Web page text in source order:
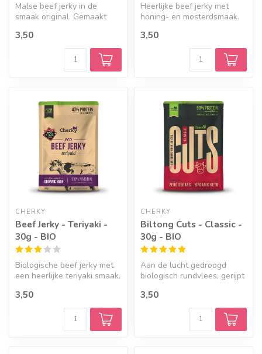
Malse beef jerky in de
smaak original. Gemaakt
natuur...
3,50
Heerlijke beef jerky met
honing- en mosterdsmaak.
ku...
3,50
CHERKY
Beef Jerky - Teriyaki -
30g - BIO
Biologische beef jerky met
een heerlijke teriyaki smaak.
3,50
CHERKY
Biltong Cuts - Classic -
30g - BIO
Aan de lucht gedroogd
biologisch rundvlees, gerijpt
3,50